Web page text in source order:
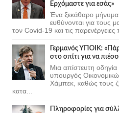
Ερχόμαστε για εσάς»
Ένα ξεκάθαρο
ευθύνονται για τους
τον Covid-19 και τις
Γερμανός ΥΠΟΙΚ:
στο σπίτι για να
Μια απίστευτη
υπουργός
Χάμπεκ, καθώς τους
κατα...
Πληροφορίες για